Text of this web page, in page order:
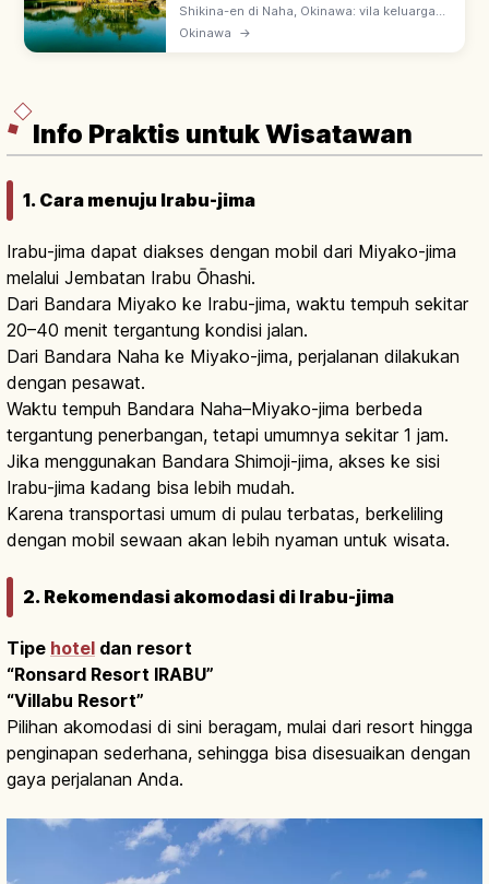
Berkunjung
Shikina-en di Naha, Okinawa: vila keluarga
kerajaan Ryukyu sejak 1799, wisma tamu
Okinawa →
Info Praktis untuk Wisatawan
1. Cara menuju Irabu-jima
Irabu-jima dapat diakses dengan mobil dari Miyako-jima
melalui Jembatan Irabu Ōhashi.
Dari Bandara Miyako ke Irabu-jima, waktu tempuh sekitar
20–40 menit tergantung kondisi jalan.
Dari Bandara Naha ke Miyako-jima, perjalanan dilakukan
dengan pesawat.
Waktu tempuh Bandara Naha–Miyako-jima berbeda
tergantung penerbangan, tetapi umumnya sekitar 1 jam.
Jika menggunakan Bandara Shimoji-jima, akses ke sisi
Irabu-jima kadang bisa lebih mudah.
Karena transportasi umum di pulau terbatas, berkeliling
dengan mobil sewaan akan lebih nyaman untuk wisata.
2. Rekomendasi akomodasi di Irabu-jima
Tipe hotel dan resort
“Ronsard Resort IRABU”
“Villabu Resort”
Pilihan akomodasi di sini beragam, mulai dari resort hingga
penginapan sederhana, sehingga bisa disesuaikan dengan
gaya perjalanan Anda.